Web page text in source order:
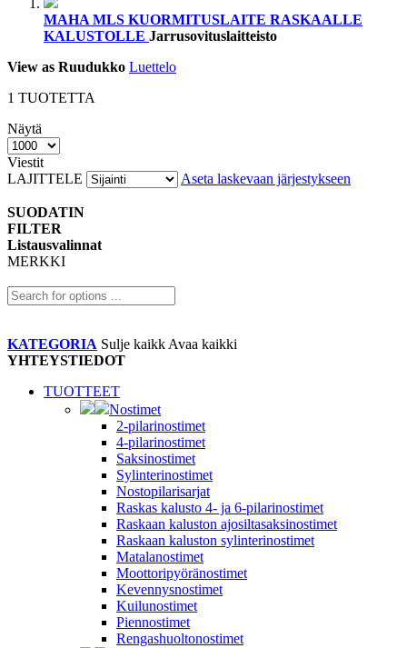
MAHA MLS KUORMITUSLAITE RASKAALLE
KALUSTOLLE Jarrusovituslaitteisto
View as Ruudukko Luettelo
1 TUOTETTA
Näytä
Viestit
LAJITTELE
Aseta laskevaan järjestykseen
SUODATIN
FILTER
Listausvalinnat
MERKKI
KATEGORIA Sulje kaikk Avaa kaikki
YHTEYSTIEDOT
TUOTTEET
Nostimet
2-pilarinostimet
4-pilarinostimet
Saksinostimet
Sylinterinostimet
Nostopilarisarjat
Raskas kalusto 4- ja 6-pilarinostimet
Raskaan kaluston ajosiltasaksinostimet
Raskaan kaluston sylinterinostimet
Matalanostimet
Moottoripyöränostimet
Kevennysnostimet
Kuilunostimet
Piennostimet
Rengashuoltonostimet